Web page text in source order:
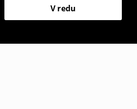
V redu